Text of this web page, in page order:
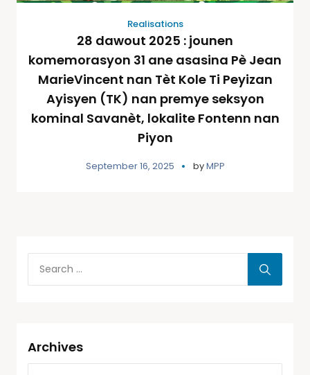
Realisations
28 dawout 2025 : jounen
komemorasyon 31 ane asasina Pè Jean
MarieVincent nan Tèt Kole Ti Peyizan
Ayisyen (TK) nan premye seksyon
kominal Savanèt, lokalite Fontenn nan
Piyon
September 16, 2025 byMPP
Archives